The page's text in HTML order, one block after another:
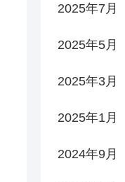
2025年7月
2025年5月
2025年3月
2025年1月
2024年9月